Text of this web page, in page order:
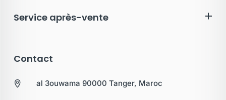
Service après-vente
Contact
al 3ouwama 90000 Tanger, Maroc